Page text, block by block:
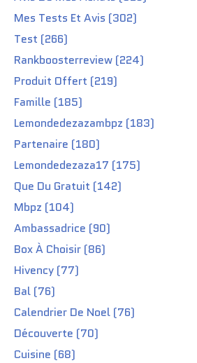
Mes Tests Et Avis (302)
Test (266)
Rankboosterreview (224)
Produit Offert (219)
Famille (185)
Lemondedezazambpz (183)
Partenaire (180)
Lemondedezaza17 (175)
Que Du Gratuit (142)
Mbpz (104)
Ambassadrice (90)
Box À Choisir (86)
Hivency (77)
Bal (76)
Calendrier De Noel (76)
Découverte (70)
Cuisine (68)